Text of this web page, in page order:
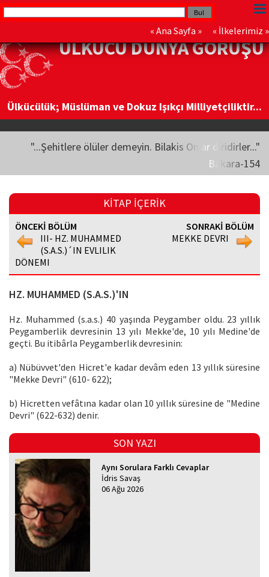
« Ana Sayfa » « İlkelerimiz »
ÜLKÜCÜ DÜNYA GÖRÜŞÜ
Ülkücülük; Müslüman ve Dokuz Işıkçı Milliyetçiliktir...
"...Şehitlere ölüler demeyin. Bilakis Onlar diridirler..."
Bakara-154
KİTAP İÇERİK
ÖNCEKİ BÖLÜM
III- HZ. MUHAMMED
(S.A.S.)´IN EVLILIK
DÖNEMI
SONRAKİ BÖLÜM
MEKKE DEVRI
HZ. MUHAMMED (S.A.S.)'IN
Hz. Muhammed (s.a.s.) 40 yaşında Peygamber oldu. 23 yıllık
Peygamberlik devresinin 13 yılı Mekke'de, 10 yılı Medine'de
geçti. Bu itibârla Peygamberlik devresinin:
a) Nübüvvet'den Hicret'e kadar devâm eden 13 yıllık süresine
"Mekke Devri" (610- 622);
b) Hicretten vefâtına kadar olan 10 yıllık süresine de "Medine
Devri" (622-632) denir.
SON YAZI
Aynı Sorulara Farklı Cevaplar
İdris Savaş
06 Ağu 2026